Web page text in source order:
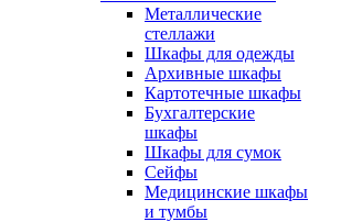
Металлические
стеллажи
Шкафы для одежды
Архивные шкафы
Картотечные шкафы
Бухгалтерские
шкафы
Шкафы для сумок
Сейфы
Медицинские шкафы
и тумбы